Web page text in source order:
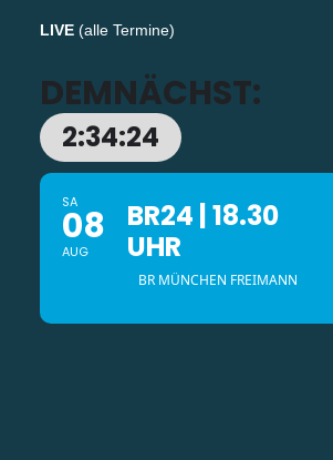
LIVE (alle Termine)
DEMNÄCHST:
2:34:24
SA
08
AUG
BR24 | 18.30
UHR
BR MÜNCHEN FREIMANN